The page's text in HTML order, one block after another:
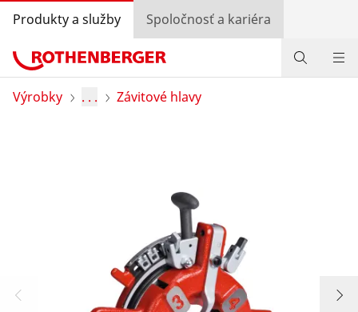
Produkty a služby Spoločnosť a kariéra
Produkty
Vyhľadávanie predajcov
Prihlásiť sa
Výrobky . . . Závitové hlavy